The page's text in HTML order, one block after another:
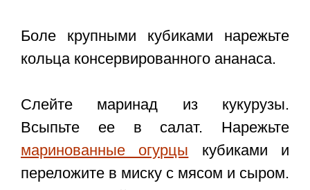
Боле крупными кубиками нарежьте
кольца консервированного ананаса.
Слейте маринад из кукурузы.
Всыпьте ее в салат. Нарежьте
маринованные огурцы кубиками и
переложите в миску с мясом и сыром.